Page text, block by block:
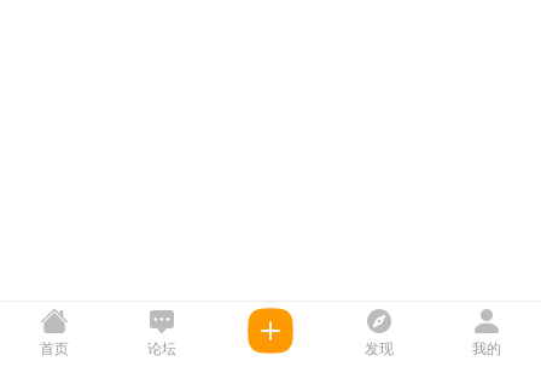
首页 论坛 发现 我的